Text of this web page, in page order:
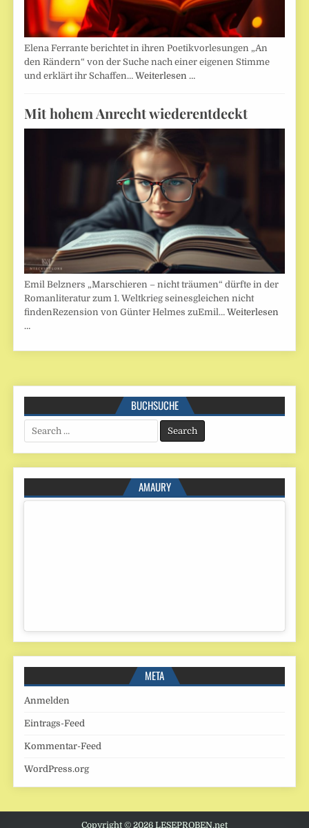
Elena Ferrante berichtet in ihren Poetikvorlesungen „An
den Rändern“ von der Suche nach einer eigenen Stimme
und erklärt ihr Schaffen…Weiterlesen …
Mit hohem Anrecht wiederentdeckt
Emil Belzners „Marschieren – nicht träumen“ dürfte in der
Romanliteratur zum 1. Weltkrieg seinesgleichen nicht
findenRezension von Günter Helmes zuEmil…Weiterlesen
…
BUCHSUCHE
Search
for:
AMAURY
META
Anmelden
Eintrags-Feed
Kommentar-Feed
WordPress.org
Copyright © 2026 LESEPROBEN.net